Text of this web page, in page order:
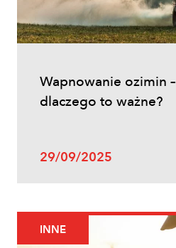
Uprawy polowe
herbicydy wybrać?
Wapnowanie ozimin –
dlaczego to ważne?
29/09/2025
INNE